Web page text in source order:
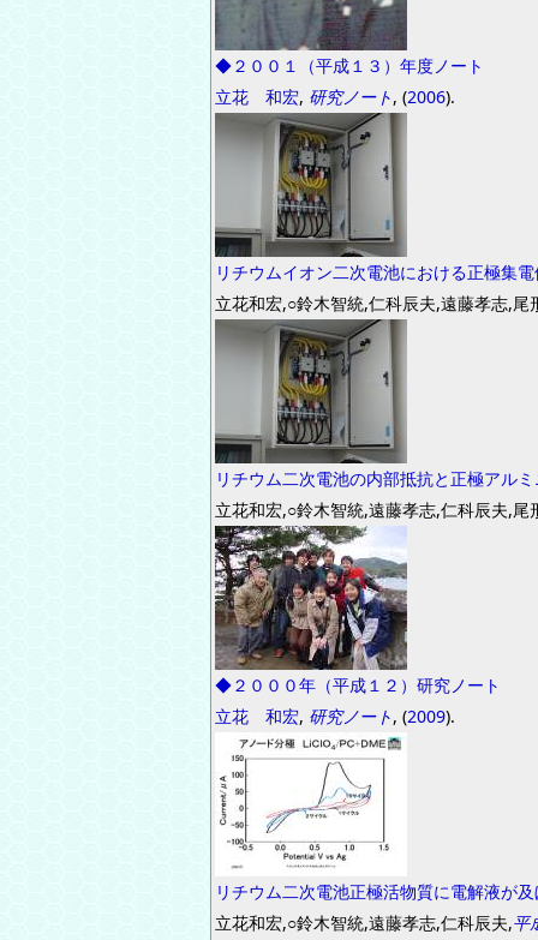
◆２００１（平成１３）年度ノート
立花 和宏, 研究ノート, (2006).
リチウムイオン二次電池における正極集
立花和宏,○鈴木智統,仁科辰夫,遠藤孝志,尾
リチウム二次電池の内部抵抗と正極 アル
立花和宏,○鈴木智統,遠藤孝志,仁科辰夫,尾
◆２０００年（平成１２）研究ノート
立花 和宏, 研究ノート, (2009).
リチウム二次電池正極活物質に電解液が
立花和宏,○鈴木智統,遠藤孝志,仁科辰夫,平